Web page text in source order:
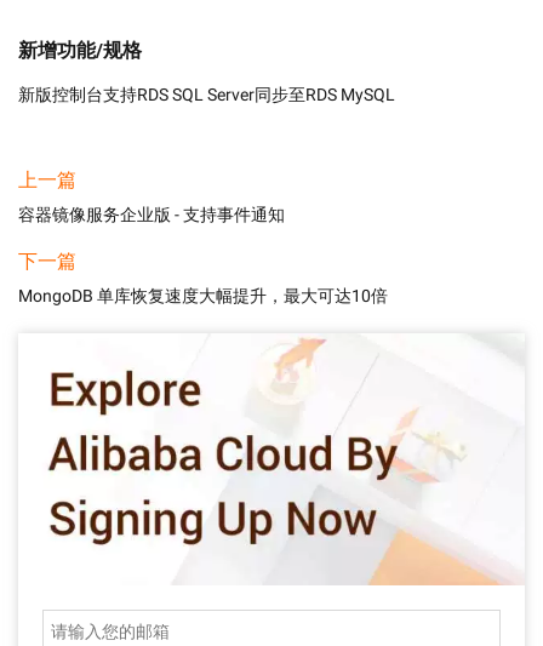
新增功能/规格
新版控制台支持RDS SQL Server同步至RDS MySQL
上一篇
容器镜像服务企业版 - 支持事件通知
下一篇
MongoDB 单库恢复速度大幅提升，最大可达10倍